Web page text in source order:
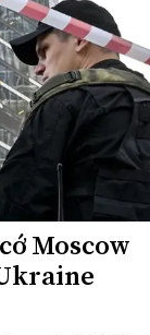
Moscow